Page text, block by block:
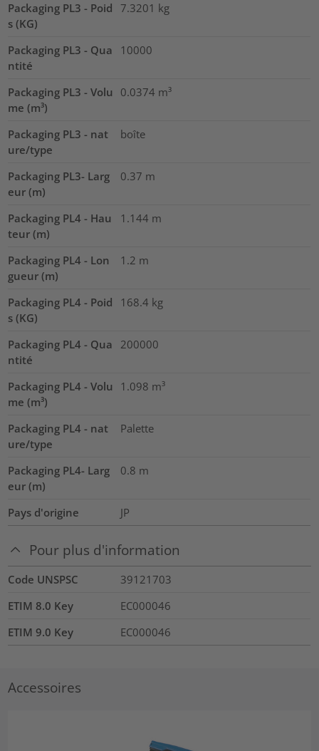
Packaging PL3 - Poid
s (KG)
7.3201 kg
Packaging PL3 - Qua
ntité
10000
Packaging PL3 - Volu
me (m³)
0.0374 m³
Packaging PL3 - nat
ure/type
boîte
Packaging PL3- Larg
eur (m)
0.37 m
Packaging PL4 - Hau
teur (m)
1.144 m
Packaging PL4 - Lon
gueur (m)
1.2 m
Packaging PL4 - Poid
s (KG)
168.4 kg
Packaging PL4 - Qua
ntité
200000
Packaging PL4 - Volu
me (m³)
1.098 m³
Packaging PL4 - nat
ure/type
Palette
Packaging PL4- Larg
eur (m)
0.8 m
Pays d'origine JP
Pour plus d'information
Code UNSPSC
39121703
ETIM 8.0 Key
EC000046
ETIM 9.0 Key
EC000046
Accessoires